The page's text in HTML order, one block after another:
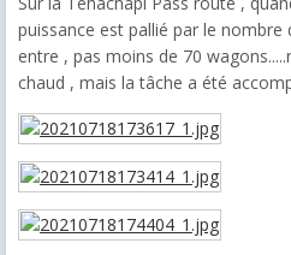
puissance est pallié par le nombre
entre , pas moins de 70
chaud , mais la tâche a été